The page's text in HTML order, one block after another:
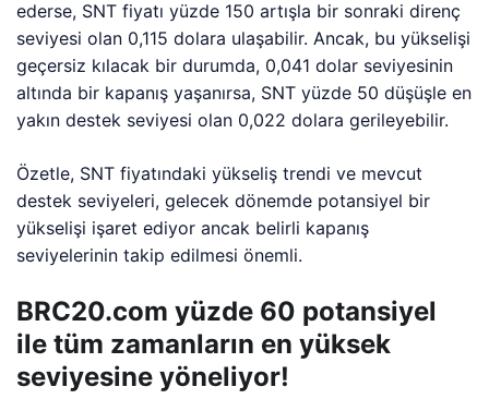
ederse, SNT fiyatı yüzde 150 artışla bir sonraki direnç
seviyesi olan 0,115 dolara ulaşabilir. Ancak, bu yükselişi
geçersiz kılacak bir durumda, 0,041 dolar seviyesinin
altında bir kapanış yaşanırsa, SNT yüzde 50 düşüşle en
yakın destek seviyesi olan 0,022 dolara gerileyebilir.
Özetle, SNT fiyatındaki yükseliş trendi ve mevcut
destek seviyeleri, gelecek dönemde potansiyel bir
yükselişi işaret ediyor ancak belirli kapanış
seviyelerinin takip edilmesi önemli.
BRC20.com yüzde 60 potansiyel
ile tüm zamanların en yüksek
seviyesine yöneliyor!